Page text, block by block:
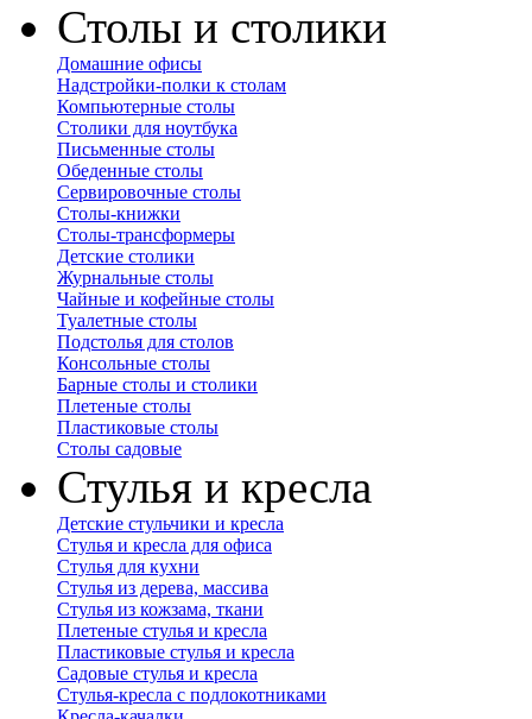
Столы и столики
Домашние офисы
Надстройки-полки к столам
Компьютерные столы
Столики для ноутбука
Письменные столы
Обеденные столы
Сервировочные столы
Столы-книжки
Столы-трансформеры
Детские столики
Журнальные столы
Чайные и кофейные столы
Туалетные столы
Подстолья для столов
Консольные столы
Барные столы и столики
Плетеные столы
Пластиковые столы
Столы садовые
Стулья и кресла
Детские стульчики и кресла
Стулья и кресла для офиса
Стулья для кухни
Стулья из дерева, массива
Стулья из кожзама, ткани
Плетеные стулья и кресла
Пластиковые стулья и кресла
Садовые стулья и кресла
Стулья-кресла с подлокотниками